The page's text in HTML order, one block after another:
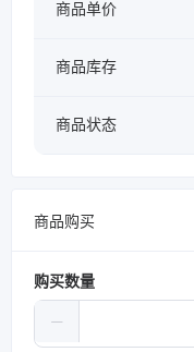
商品单价
商品库存
商品状态
商品购买
购买数量